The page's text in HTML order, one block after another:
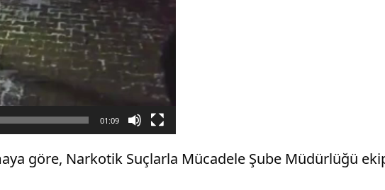
01:09
göre, Narkotik Suçlarla Mücadele Şube Müdürlüğü